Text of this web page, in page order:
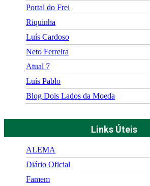
Portal do Frei
Riquinha
Luís Cardoso
Neto Ferreira
Atual 7
Luís Pablo
Blog Dois Lados da Moeda
Links Úteis
ALEMA
Diário Oficial
Famem